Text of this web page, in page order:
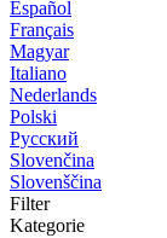
Español
Français
Magyar
Italiano
Nederlands
Polski
Русский
Slovenčina
Slovenščina
Filter
Kategorie